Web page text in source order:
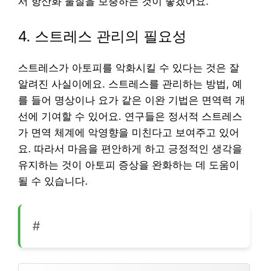
4. 스트레스 관리의 필요성
스트레스가 아토피를 악화시킬 수 있다는 것은 잘
알려진 사실이에요. 스트레스를 관리하는 방법, 예
를 들어 명상이나 요가 같은 이완 기법은 면역력 개
선에 기여할 수 있어요. 연구들은 정서적 스트레스
가 면역 체계에 악영향을 미친다고 보여주고 있어
요. 따라서 마음을 편안하게 하고 긍정적인 생각을
유지하는 것이 아토피 증상을 완화하는 데 도움이
될 수 있습니다.
#